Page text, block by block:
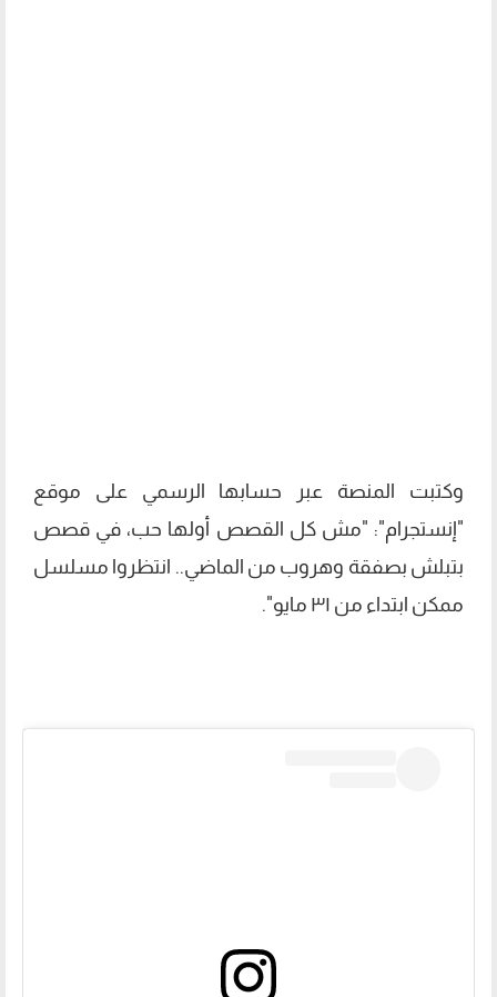
وكتبت المنصة عبر حسابها الرسمي على موقع
"إنستجرام": "مش كل القصص أولها حب، في قصص
بتبلش بصفقة وهروب من الماضي.. انتظروا مسلسل
ممكن ابتداء من ۳۱ مايو".